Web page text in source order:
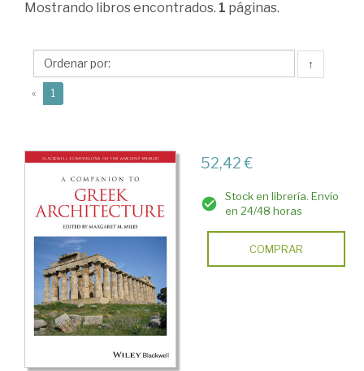
Miles,
M.
Mostrando libros encontrados. 1 páginas.
↑
« 1
52,42 €
Stock en librería. Envío
en 24/48 horas
COMPRAR